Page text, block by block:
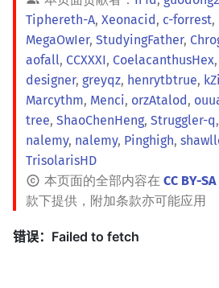
Tiphereth-A, Xeonacid, c-forrest,
MegaOwIer, StudyingFather,
aofall, CCXXXI, CoelacanthusHex,
designer, greyqz, henrytbtrue,
Marcythm, Menci, orzAtalod,
tree, ShaoChenHeng, Struggler-q,
nalemy, nalemy, Pinghigh,
TrisolarisHD
本页面的全部内容在 CC BY-
款下提供，附加条款亦可能应用